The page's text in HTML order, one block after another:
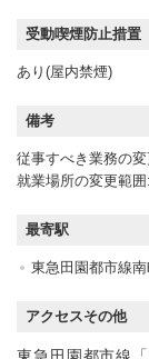
受動喫煙防止措置
あり(屋内禁煙)
備考
従事すべき業務の
就業場所の変更範囲
最寄駅
東急田園都市線
アクセスその他